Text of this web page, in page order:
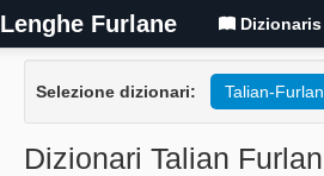
Lenghe Furlane Dizionaris
Selezione dizionari: Talian-Furlan
Dizionari Talian Furlan